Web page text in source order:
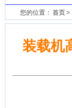
您的位置： 首页>
装载机